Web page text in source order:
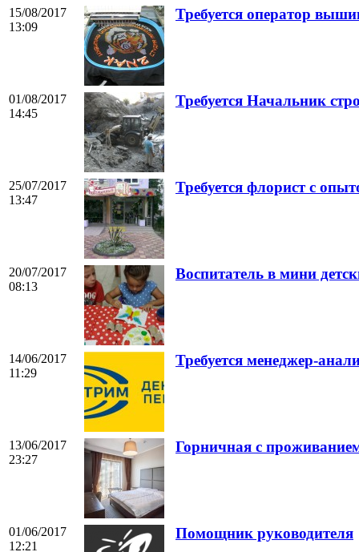
15/08/2017
13:09
Требуется оператор
01/08/2017
14:45
Требуется Начальник
25/07/2017
13:47
Требуется флорист с
20/07/2017
08:13
Воспитатель в мини
14/06/2017
11:29
Требуется менеджер-
13/06/2017
23:27
Горничная с
01/06/2017
12:21
Помощник руководителя